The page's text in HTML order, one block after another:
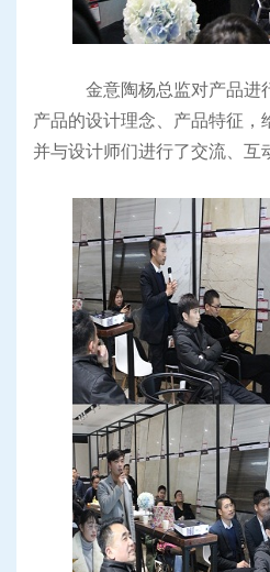
金意陶杨总监对产品进
产品的设计理念、产品特征，
并与设计师们进行了交流、互